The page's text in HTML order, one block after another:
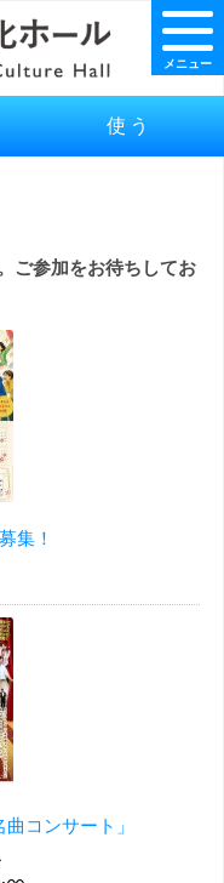
使う
メニュー
ご参加をお待ちしてお
集！
コンサート」